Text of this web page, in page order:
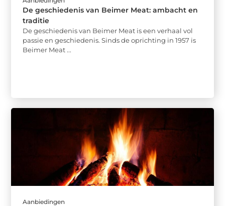
De geschiedenis van Beimer Meat: ambacht en
traditie
De geschiedenis van Beimer Meat is een verhaal vol
passie en geschiedenis. Sinds de oprichting in 1957 is
Beimer Meat ...
Aanbiedingen